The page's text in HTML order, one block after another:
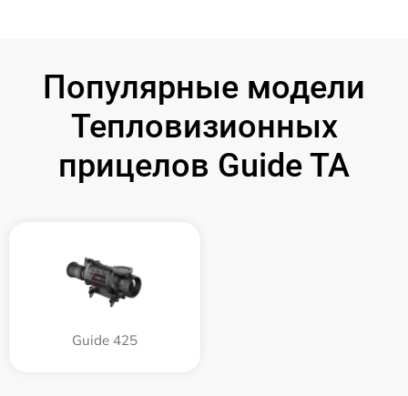
Популярные модели
Тепловизионных
прицелов Guide TA
Guide 425